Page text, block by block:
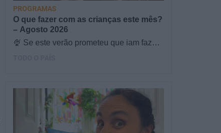
O que fazer com as crianças este mês?
– Agosto 2026
🍨 Se este verão prometeu que iam fazer
PROGRAMAS